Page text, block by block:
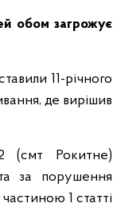
обом загрожує
11-річного
де вирішив
Рокитне)
за порушення
1 статті